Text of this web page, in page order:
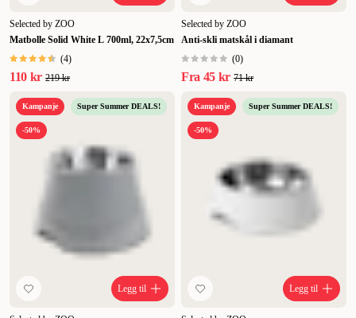
Selected by ZOO
Matbolle Solid White L 700ml, 22x7,5cm
(4)
110 kr 219 kr
Selected by ZOO
Anti-skli matskål i diamant
(0)
Fra 45 kr 71 kr
Kampanje Super Summer DEALS!
-50%
Legg til
Kampanje Super Summer DEALS!
-50%
Legg til